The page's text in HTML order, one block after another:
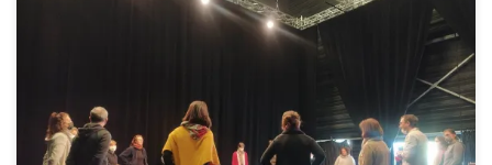
Grainerie une journée de formation dans le cadre du Plan Académique de
Formation, mis en œuvre par la DAAC en partenariat avec la Grainerie. Une
journée menée par Dominique Habouzit, scénographe, metteur en scène et
comédien au sein […]